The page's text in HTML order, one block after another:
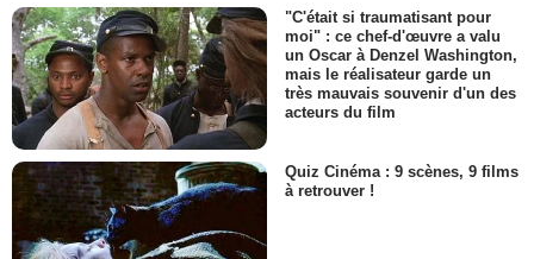
"C'était si traumatisant pour
moi" : ce chef-d'œuvre a valu
un Oscar à Denzel Washington,
mais le réalisateur garde un
très mauvais souvenir d'un des
acteurs du film
Quiz Cinéma : 9 scènes, 9 films
à retrouver !